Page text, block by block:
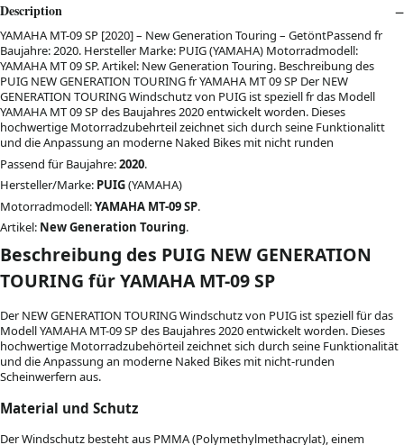
Description
YAMAHA MT-09 SP [2020] – New Generation Touring – GetöntPassend fr
Baujahre: 2020. Hersteller Marke: PUIG (YAMAHA) Motorradmodell:
YAMAHA MT 09 SP. Artikel: New Generation Touring. Beschreibung des
PUIG NEW GENERATION TOURING fr YAMAHA MT 09 SP Der NEW
GENERATION TOURING Windschutz von PUIG ist speziell fr das Modell
YAMAHA MT 09 SP des Baujahres 2020 entwickelt worden. Dieses
hochwertige Motorradzubehrteil zeichnet sich durch seine Funktionalitt
und die Anpassung an moderne Naked Bikes mit nicht runden
Passend für Baujahre:2020.
Hersteller/Marke: PUIG(YAMAHA)
Motorradmodell:YAMAHA MT-09 SP.
Artikel: New Generation Touring.
Beschreibung des PUIG NEW GENERATION
TOURING für YAMAHA MT-09 SP
Der NEW GENERATION TOURING Windschutz von PUIG ist speziell für das
Modell YAMAHA MT-09 SP des Baujahres 2020 entwickelt worden. Dieses
hochwertige Motorradzubehörteil zeichnet sich durch seine Funktionalität
und die Anpassung an moderne Naked Bikes mit nicht-runden
Scheinwerfern aus.
Material und Schutz
Der Windschutz besteht aus PMMA (Polymethylmethacrylat), einem